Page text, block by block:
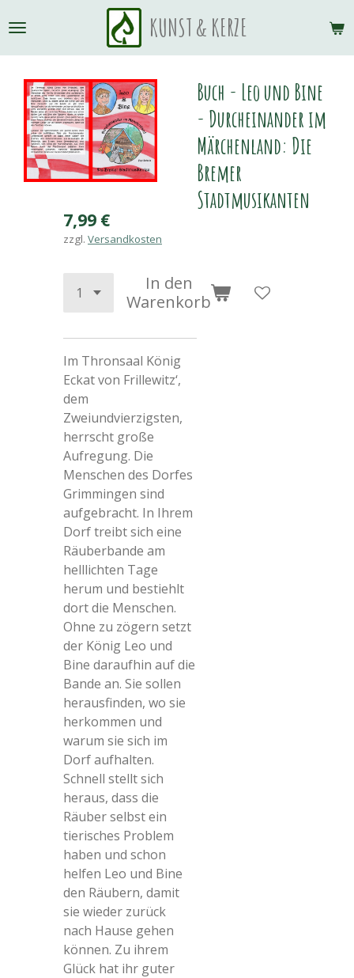
Hauptinhalt
springen
KUNST & KERZE
Buch - Leo und Bine
- Durcheinander im
Märchenland: Die
Bremer
Stadtmusikanten
7,99 €
zzgl. Versandkosten
In den
Warenkorb
Im Thronsaal König
Eckat von Frillewitz‘,
dem
Zweiundvierzigsten,
herrscht große
Aufregung. Die
Menschen des Dorfes
Grimmingen sind
aufgebracht. In Ihrem
Dorf treibt sich eine
Räuberbande am
helllichten Tage
herum und bestiehlt
dort die Menschen.
Ohne zu zögern setzt
der König Leo und
Bine daraufhin auf die
Bande an. Sie sollen
herausfinden, wo sie
herkommen und
warum sie sich im
Dorf aufhalten.
Schnell stellt sich
heraus, dass die
Räuber selbst ein
tierisches Problem
haben und schon
helfen Leo und Bine
den Räubern, damit
sie wieder zurück
nach Hause gehen
können. Zu ihrem
Glück hat ihr guter